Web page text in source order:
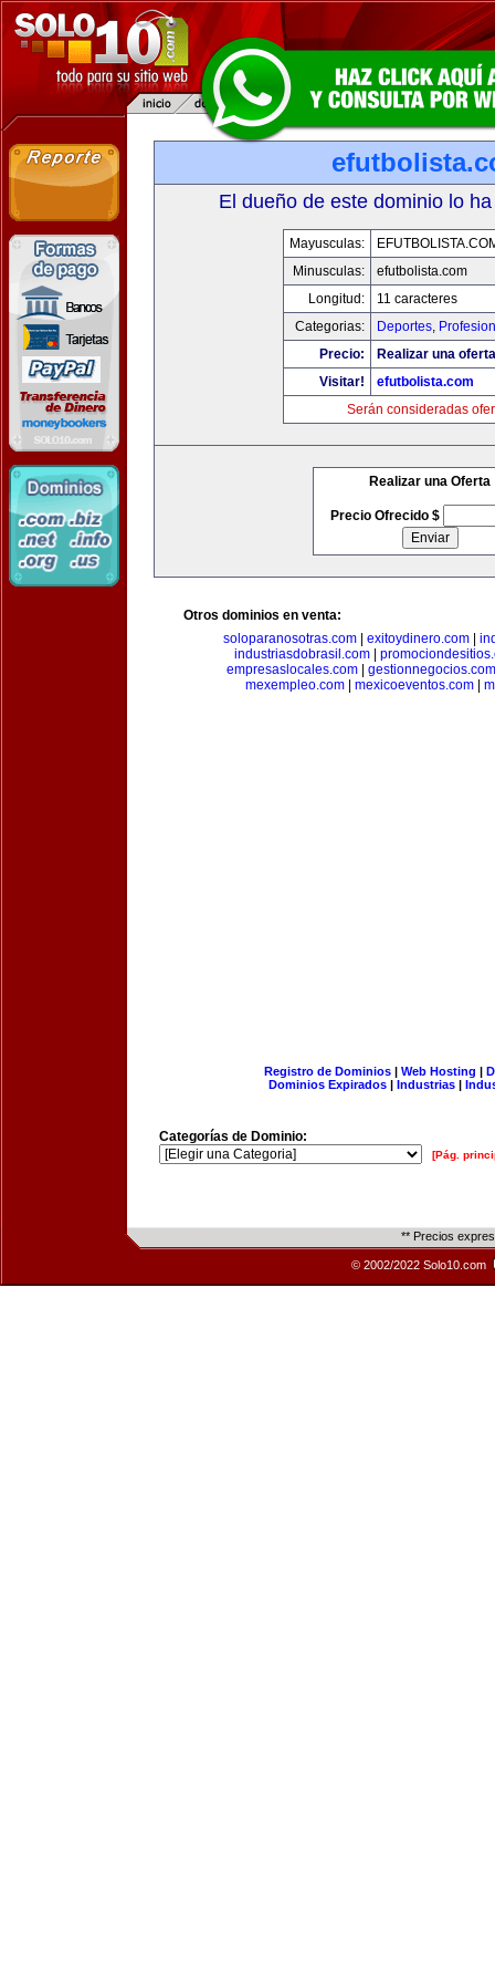
El dueño de este dominio lo
Mayusculas:
Minusculas:
efutbolista.com
Longitud:
11 caracteres
Categorias:
Deportes,
Precio:
Realizar una
Visitar!
efutbolista.com
Serán consideradas
Realizar una Oferta
Precio Ofrecido $
Otros dominios en venta:
soloparanosotras.com
exitoydinero.com
industriasdobrasil.com|
empresaslocales.com| gestionnegocios.com
mexempleo.com| mexicoeventos.com|
Registro de Dominios| Web Hosting |
Dominios Expirados | Industrias |
Categorías de Dominio:
[Pág.
** Precios
© 2002/2022 Solo10.com